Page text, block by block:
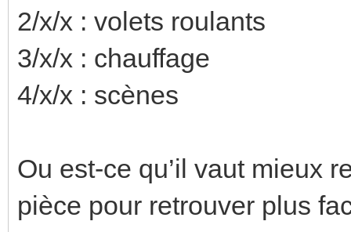
2/x/x : volets roulants
3/x/x : chauffage
4/x/x : scènes
Ou est-ce qu’il vaut mieux
pièce pour retrouver plus